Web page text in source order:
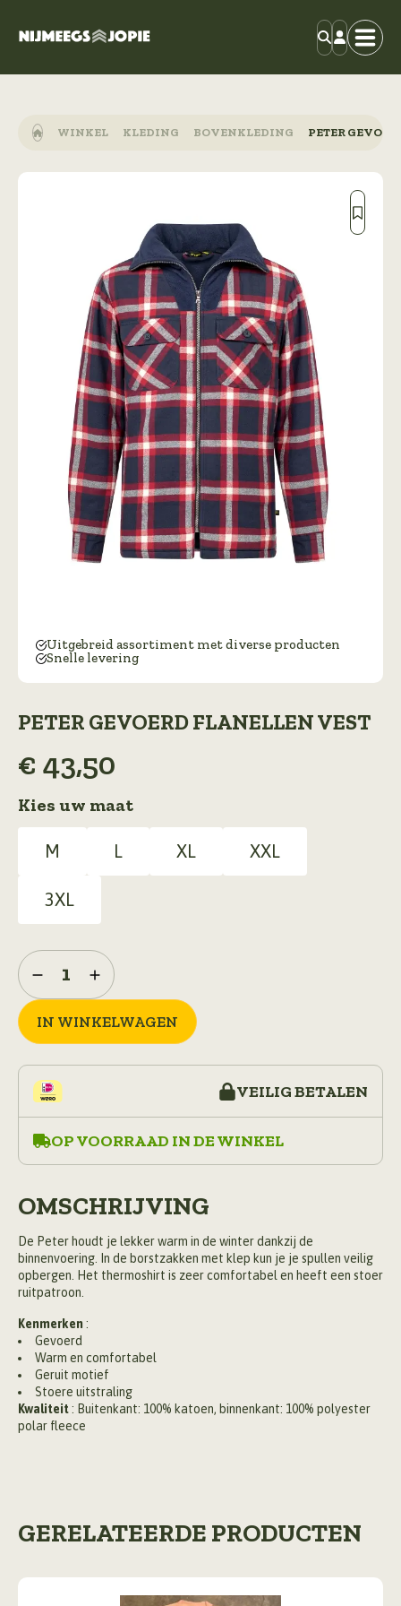
WINKEL KLEDING BOVENKLEDING PETER
Uitgebreid assortiment met diverse producten
Snelle levering
PETER GEVOERD FLANELLEN VEST
€ 43,50
Kies uw maat
M L XL XXL
3XL
PETER
GEVOERD
FLANELLEN
VEST
aantalIN WINKELWAGEN
VEILIG BETALEN
OP VOORRAAD IN DE WINKEL
OMSCHRIJVING
De Peter houdt je lekker warm in de winter dankzij de
binnenvoering. In de borstzakken met klep kun je je spullen veilig
opbergen. Het thermoshirt is zeer comfortabel en heeft een stoer
ruitpatroon.
Kenmerken:
Gevoerd
Warm en comfortabel
Geruit motief
Stoere uitstraling
Kwaliteit: Buitenkant: 100% katoen, binnenkant: 100% polyester
polar fleece
GERELATEERDE PRODUCTEN